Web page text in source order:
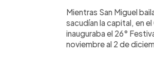
► Escuchar
Mientras San Miguel
sacudían la capital, en
inauguraba el 26°
noviembre al 2 de